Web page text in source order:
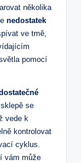
několika
nedostatek
ve tmě,
pomocí
se
vede k
kontrolovat
cyklus.
vám může